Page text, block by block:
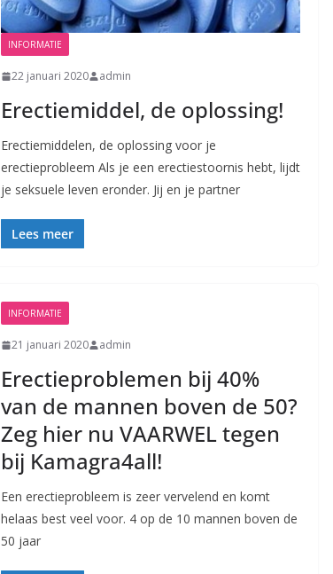
INFORMATIE
22 januari 2020 admin
Erectiemiddel, de oplossing!
Erectiemiddelen, de oplossing voor je
erectieprobleem Als je een erectiestoornis hebt, lijdt
je seksuele leven eronder. Jij en je partner
Lees meer
INFORMATIE
21 januari 2020 admin
Erectieproblemen bij 40%
van de mannen boven de 50?
Zeg hier nu VAARWEL tegen
bij Kamagra4all!
Een erectieprobleem is zeer vervelend en komt
helaas best veel voor. 4 op de 10 mannen boven de
50 jaar